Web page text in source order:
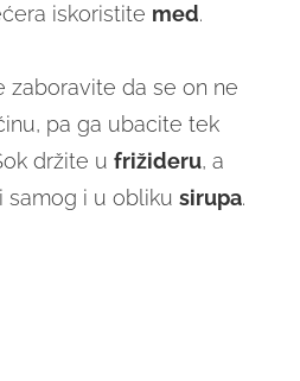
iskoristite med.
zaboravite da se on ne
pa ga ubacite tek
držite u frižideru, a
samog i u obliku sirupa.